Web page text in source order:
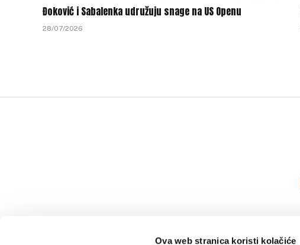
Ova web stranica koristi kolačiće
Đoković i Sabalenka udružuju snage na US Openu
28/07/2026